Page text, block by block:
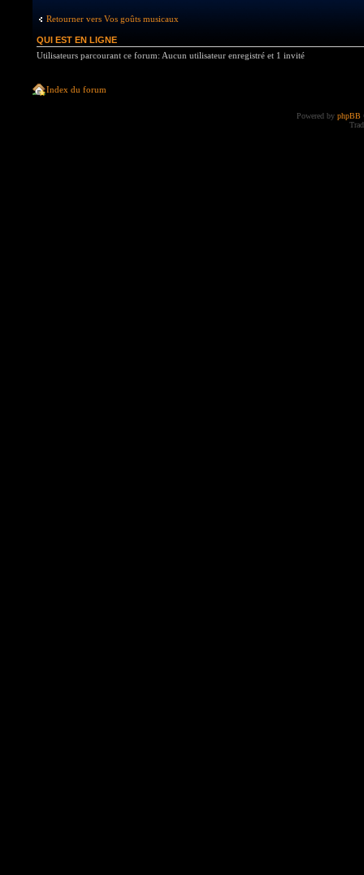
Retourner vers Vos goûts musicaux
QUI EST EN LIGNE
Utilisateurs parcourant ce forum: Aucun utilisateur enregistré et 1 invité
Index du forum
Powered by phpBB